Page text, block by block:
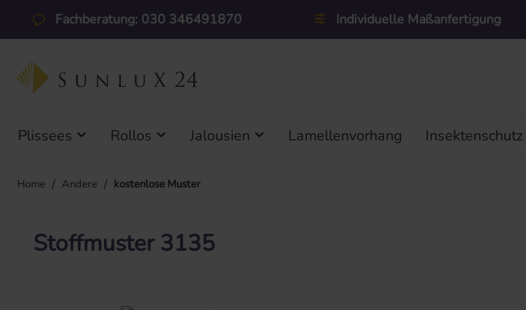
Hauptinhalt springen
Zur Suche springen
Zur Hauptnavigation springen
Fachberatung: 030 346491870 Individuelle Maßanfertigung
Plissees Rollos Jalousien Lamellenvorhang Insektenschutz
Home / Andere / kostenlose Muster
Stoffmuster 3135